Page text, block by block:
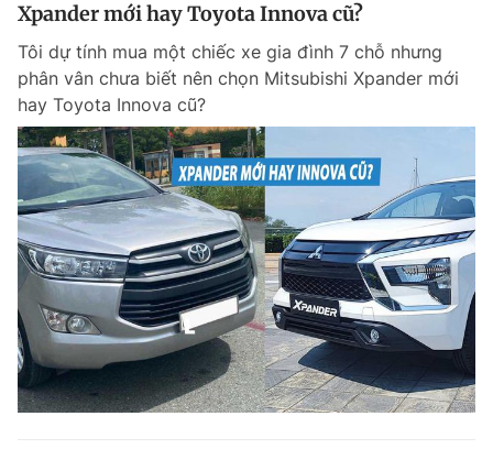
Xpander mới hay Toyota Innova cũ?
Tôi dự tính mua một chiếc xe gia đình 7 chỗ nhưng
phân vân chưa biết nên chọn Mitsubishi Xpander mới
hay Toyota Innova cũ?